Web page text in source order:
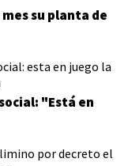
su planta de
"Está en